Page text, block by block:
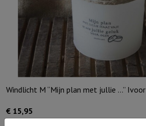
Windlicht M “Mijn plan met jullie …” Ivoor
€ 15,95